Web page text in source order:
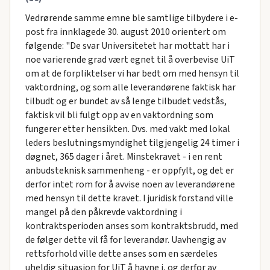
Vedrørende samme emne ble samtlige tilbydere i e-
post fra innklagede 30. august 2010 orientert om
følgende: "De svar Universitetet har mottatt har i
noe varierende grad vært egnet til å overbevise UiT
om at de forpliktelser vi har bedt om med hensyn til
vaktordning, og som alle leverandørene faktisk har
tilbudt og er bundet av så lenge tilbudet vedstås,
faktisk vil bli fulgt opp av en vaktordning som
fungerer etter hensikten. Dvs. med vakt med lokal
leders beslutningsmyndighet tilgjengelig 24 timer i
døgnet, 365 dager i året. Minstekravet - i en rent
anbudsteknisk sammenheng - er oppfylt, og det er
derfor intet rom for å avvise noen av leverandørene
med hensyn til dette kravet. I juridisk forstand ville
mangel på den påkrevde vaktordning i
kontraktsperioden anses som kontraktsbrudd, med
de følger dette vil få for leverandør. Uavhengig av
rettsforhold ville dette anses som en særdeles